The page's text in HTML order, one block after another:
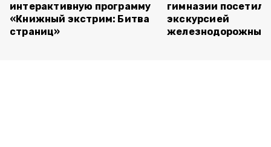
интерактивную программу
«Книжный экстрим: Битва
страниц»
гимназии
экскурсией
железнодорожный